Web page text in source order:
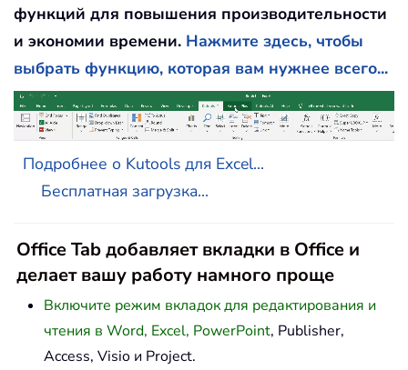
функций для повышения производительности
и экономии времени. Нажмите здесь, чтобы
выбрать функцию, которая вам нужнее всего...
Подробнее о Kutools для Excel...
Бесплатная загрузка...
Office Tab добавляет вкладки в Office и
делает вашу работу намного проще
Включите режим вкладок для редактирования и
чтения в Word, Excel, PowerPoint, Publisher,
Access, Visio и Project.